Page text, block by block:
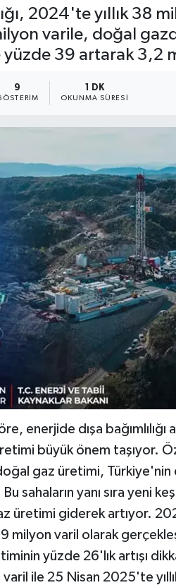
2024'te yıllık
varile, doğal
39 artarak 3,2
9 1 DK
OKUNMA SÜRESI
enerjide dışa bağımlılığı
büyük önem taşıyor.
gaz üretimi, Türkiye'nin
sahaların yanı sıra yeni
giderek artıyor.
milyon varil olarak
yüzde 26'lık artışı
ile 25 Nisan 2025'te